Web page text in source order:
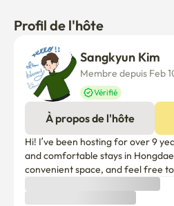
Profil de l'hôte
Sangkyun Kim
Membre depuis Feb
Vérifié
À propos de l'hôte
Hi! I’ve been hosting for over 9
and comfortable stays in
convenient space, and feel free